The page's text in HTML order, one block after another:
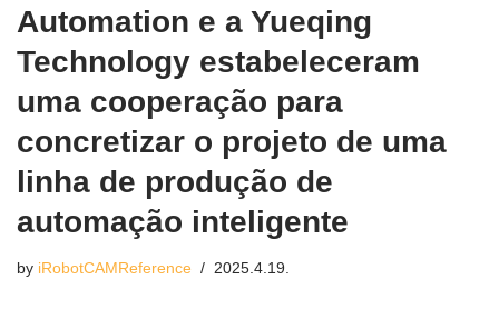
Automation e a Yueqing
Technology estabeleceram
uma cooperação para
concretizar o projeto de uma
linha de produção de
automação inteligente
by iRobotCAMReference 2025.4.19.